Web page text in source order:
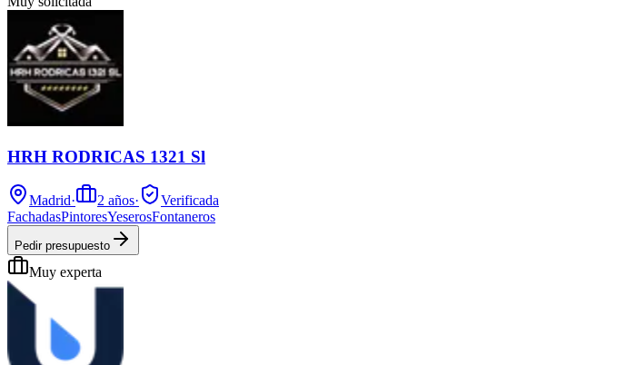
HRH RODRICAS 1321 Sl
Madrid· 2 años·
Verificada
FachadasPintoresYeserosFontaneros
Pedir presupuesto
Muy experta